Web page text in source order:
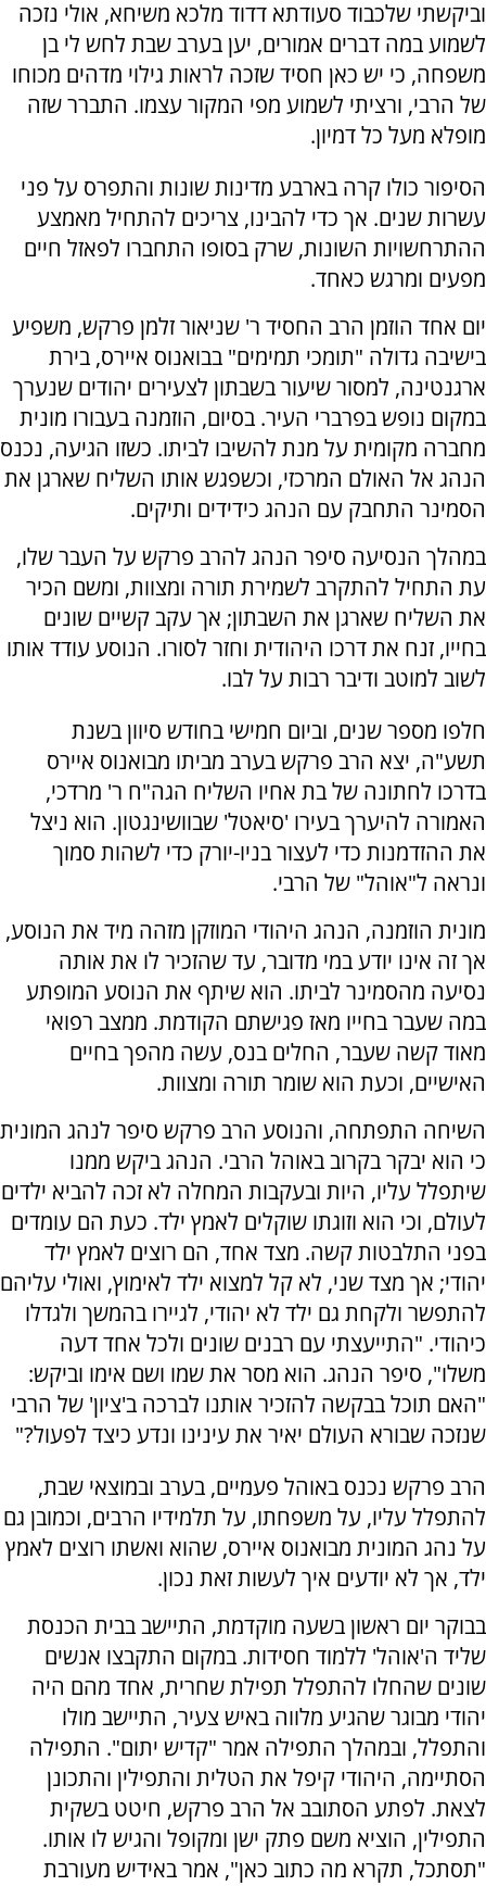
וביקשתי שלכבוד סעודתא דדוד מלכא משיחא, אולי נזכה
לשמוע במה דברים אמורים, יען בערב שבת לחש לי בן
משפחה, כי יש כאן חסיד שזכה לראות גילוי מדהים מכוחו
של הרבי, ורציתי לשמוע מפי המקור עצמו. התברר שזה
מופלא מעל כל דמיון.
הסיפור כולו קרה בארבע מדינות שונות והתפרס על פני
עשרות שנים. אך כדי להבינו, צריכים להתחיל מאמצע
ההתרחשויות השונות, שרק בסופו התחברו לפאזל חיים
מפעים ומרגש כאחד.
יום אחד הוזמן הרב החסיד ר' שניאור זלמן פרקש, משפיע
בישיבה גדולה "תומכי תמימים" בבואנוס איירס, בירת
ארגנטינה, למסור שיעור בשבתון לצעירים יהודים שנערך
במקום נופש בפרברי העיר. בסיום, הוזמנה בעבורו מונית
מחברה מקומית על מנת להשיבו לביתו. כשזו הגיעה, נכנס
הנהג אל האולם המרכזי, וכשפגש אותו השליח שארגן את
הסמינר התחבק עם הנהג כידידים ותיקים.
במהלך הנסיעה סיפר הנהג להרב פרקש על העבר שלו,
עת התחיל להתקרב לשמירת תורה ומצוות, ומשם הכיר
את השליח שארגן את השבתון; אך עקב קשיים שונים
בחייו, זנח את דרכו היהודית וחזר לסורו. הנוסע עודד אותו
לשוב למוטב ודיבר רבות על לבו.
חלפו מספר שנים, וביום חמישי בחודש סיוון בשנת
תשע"ה, יצא הרב פרקש בערב מביתו מבואנוס איירס
בדרכו לחתונה של בת אחיו השליח הגה"ח ר' מרדכי,
האמורה להיערך בעירו 'סיאטל' שבוושינגטון. הוא ניצל
את ההזדמנות כדי לעצור בניו-יורק כדי לשהות סמוך
ונראה ל"אוהל" של הרבי.
מונית הוזמנה, הנהג היהודי המוזקן מזהה מיד את הנוסע,
אך זה אינו יודע במי מדובר, עד שהזכיר לו את אותה
נסיעה מהסמינר לביתו. הוא שיתף את הנוסע המופתע
במה שעבר בחייו מאז פגישתם הקודמת. ממצב רפואי
מאוד קשה שעבר, החלים בנס, עשה מהפך בחיים
האישיים, וכעת הוא שומר תורה ומצוות.
השיחה התפתחה, והנוסע הרב פרקש סיפר לנהג המונית
כי הוא יבקר בקרוב באוהל הרבי. הנהג ביקש ממנו
שיתפלל עליו, היות ובעקבות המחלה לא זכה להביא ילדים
לעולם, וכי הוא וזוגתו שוקלים לאמץ ילד. כעת הם עומדים
בפני התלבטות קשה. מצד אחד, הם רוצים לאמץ ילד
יהודי; אך מצד שני, לא קל למצוא ילד לאימוץ, ואולי עליהם
להתפשר ולקחת גם ילד לא יהודי, לגיירו בהמשך ולגדלו
כיהודי. "התייעצתי עם רבנים שונים ולכל אחד דעה
משלו", סיפר הנהג. הוא מסר את שמו ושם אימו וביקש:
"האם תוכל בבקשה להזכיר אותנו לברכה ב'ציון' של הרבי
שנזכה שבורא העולם יאיר את עינינו ונדע כיצד לפעול?"
הרב פרקש נכנס באוהל פעמיים, בערב ובמוצאי שבת,
להתפלל עליו, על משפחתו, על תלמידיו הרבים, וכמובן גם
על נהג המונית מבואנוס איירס, שהוא ואשתו רוצים לאמץ
ילד, אך לא יודעים איך לעשות זאת נכון.
בבוקר יום ראשון בשעה מוקדמת, התיישב בבית הכנסת
שליד ה'אוהל' ללמוד חסידות. במקום התקבצו אנשים
שונים שהחלו להתפלל תפילת שחרית, אחד מהם היה
יהודי מבוגר שהגיע מלווה באיש צעיר, התיישב מולו
והתפלל, ובמהלך התפילה אמר "קדיש יתום". התפילה
הסתיימה, היהודי קיפל את הטלית והתפילין והתכונן
לצאת. לפתע הסתובב אל הרב פרקש, חיטט בשקית
התפילין, הוציא משם פתק ישן ומקופל והגיש לו אותו.
"תסתכל, תקרא מה כתוב כאן", אמר באידיש מעורבת